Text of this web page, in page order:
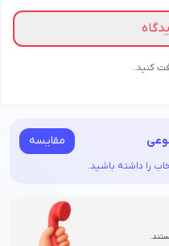
کنید.
مقایسه
را داشته باشید.